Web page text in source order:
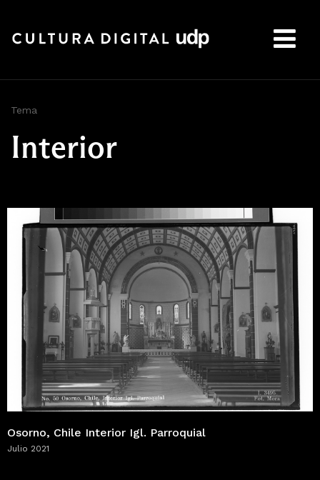
Tema
Interior
Osorno, Chile Interior Igl. Parroquial
Julio 2021